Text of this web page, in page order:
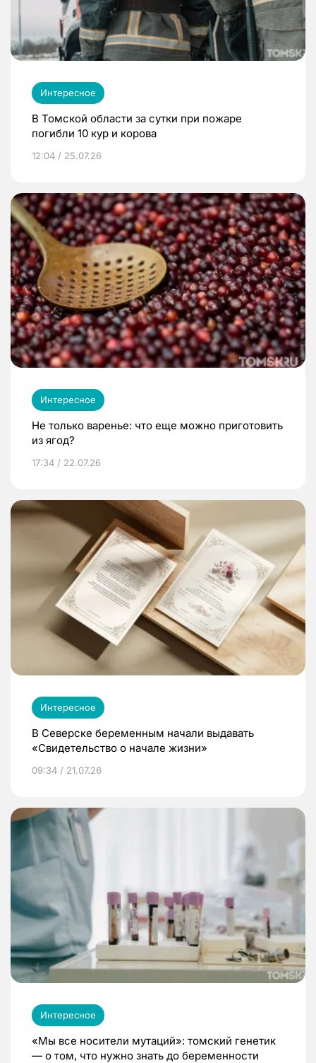
Интересное
В Томской области за сутки при пожаре
погибли 10 кур и корова
12:04 / 25.07.26
Интересное
Не только варенье: что еще можно приготовить
из ягод?
17:34 / 22.07.26
Интересное
В Северске беременным начали выдавать
«Свидетельство о начале жизни»
09:34 / 21.07.26
Интересное
«Мы все носители мутаций»: томский генетик
— о том, что нужно знать до беременности